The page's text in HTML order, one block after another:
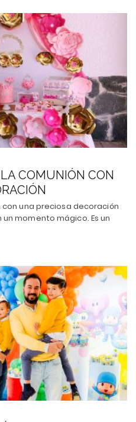
COMUNIÓN CON
una preciosa decoración
momento mágico. Es un